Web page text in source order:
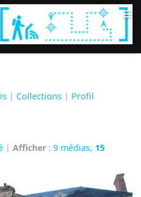
≡
| Collections | Profil
|Afficher :9 médias, 15